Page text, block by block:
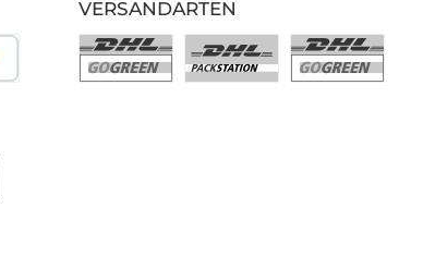
VERSANDARTEN